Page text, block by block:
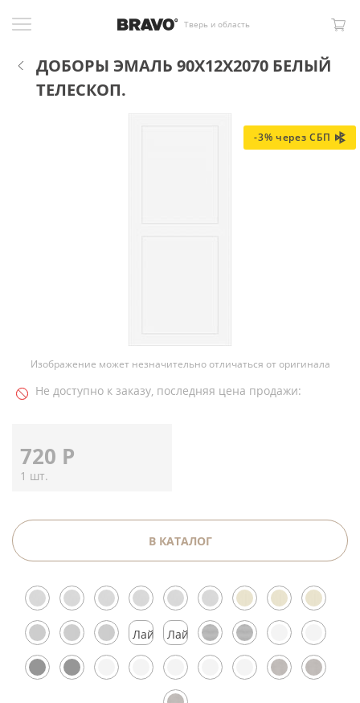
Тверь и область
ДОБОРЫ ЭМАЛЬ 90X12X2070 БЕЛЫЙ
ТЕЛЕСКОП.
-3% через СБП
Изображение может незначительно отличаться от оригинала
Не доступно к заказу, последняя цена продажи:
720 Р
1 шт.
В КАТАЛОГ
ЛайтмоккоЛайтмокко